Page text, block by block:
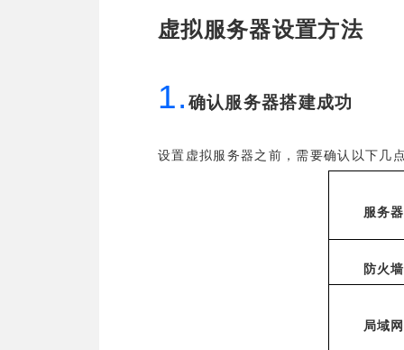
虚拟服务器设置方法
1.确认服务器搭建成功
设置虚拟服务器之前，需要确认以下几
服务器
防火墙
局域网